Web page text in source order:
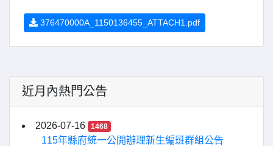
376470000A_1150136455_ATTACH1.pdf
近月內熱門公告
2026-07-16 1468
115年縣府統一公開辦理新生編班群組公告